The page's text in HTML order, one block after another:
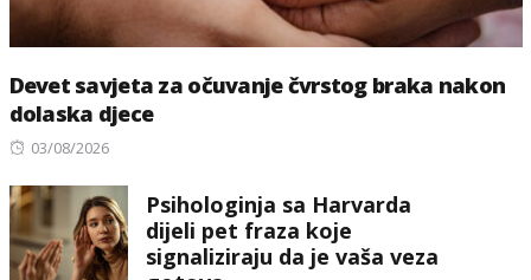
Devet savjeta za očuvanje čvrstog braka nakon
dolaska djece
Posted
03/08/2026
Psihologinja sa Harvarda
dijeli pet fraza koje
signaliziraju da je vaša veza